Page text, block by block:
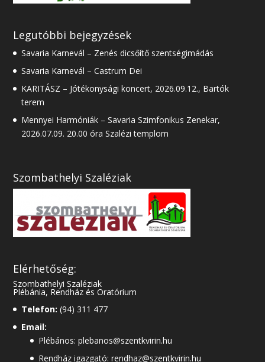
Legutóbbi bejegyzések
Savaria Karnevál – Zenés dicsőítő szentségimádás
Savaria Karnevál – Castrum Dei
KARITÁSZ – Jótékonysági koncert, 2026.09.12., Bartók
terem
Mennyei Harmóniák – Savaria Szimfonikus Zenekar,
2026.07.09. 20.00 óra Szalézi templom
Szombathelyi Szaléziak
Elérhetőség:
Szombathelyi Szaléziak
Plébánia, Rendház és Oratórium
Telefon:(94) 311 477
Email:
Plébános: plebanos@szentkvirin.hu
Rendház igazgató: rendhaz@szentkvirin.hu